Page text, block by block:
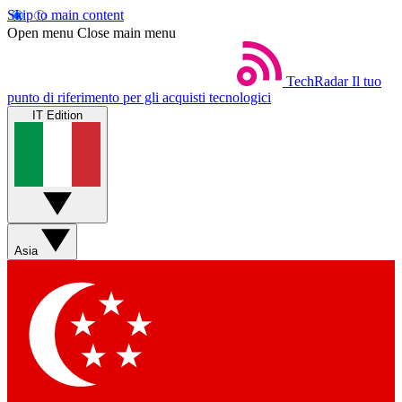
Skip to main content
Open menu Close main menu
TechRadar Il tuo
punto di riferimento per gli acquisti tecnologici
IT Edition
Asia